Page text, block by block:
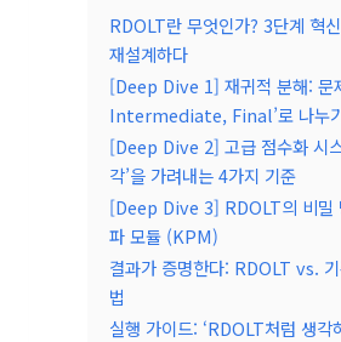
RDOLT란 무엇인가? 3단계 혁
재설계하다
[Deep Dive 1] 재귀적 분해: 문
Intermediate, Final’로 나누
[Deep Dive 2] 고급 점수화 시
각’을 가려내는 4가지 기준
[Deep Dive 3] RDOLT의 비밀
파 모듈 (KPM)
결과가 증명한다: RDOLT vs.
법
실행 가이드: ‘RDOLT처럼 생각